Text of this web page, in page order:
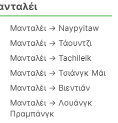
Μανταλέι → Naypyitaw
Μανταλέι → Τάουντζι
Μανταλέι → Tachileik
Μανταλέι → Τσιάνγκ Μάι
Μανταλέι → Βιεντιάν
Μανταλέι → Λουάνγκ
Πραμπάνγκ